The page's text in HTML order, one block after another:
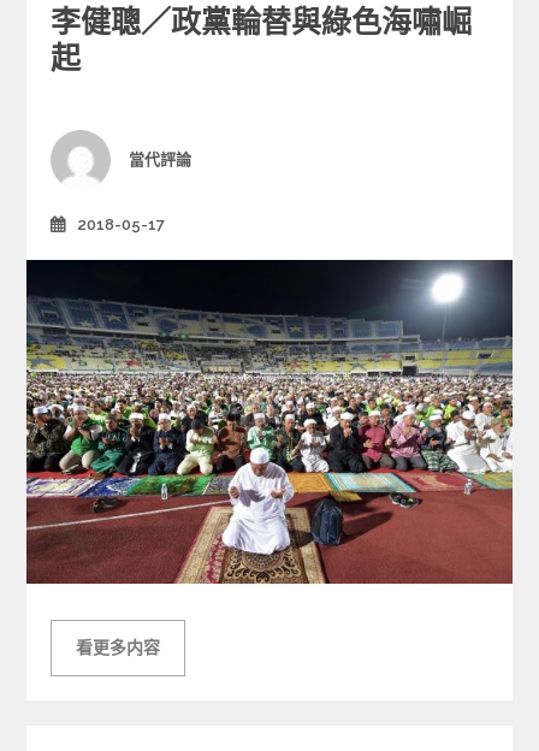
e
g
o
e
s
李健聰／政黨輪替與綠色海嘯崛
起
Author
當代評論
2018-05-17
看更多内容